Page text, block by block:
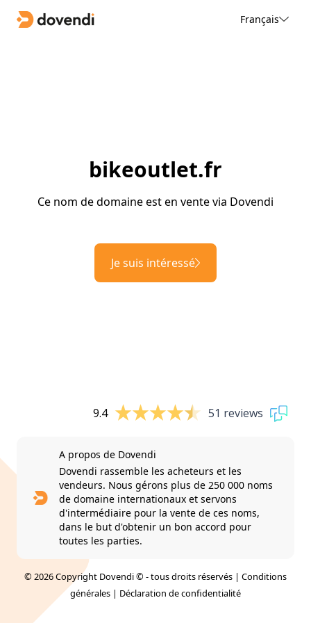
Français
bikeoutlet.fr
Ce nom de domaine est en vente via Dovendi
Je suis intéressé
9.4 51 reviews
A propos de Dovendi
Dovendi rassemble les acheteurs et les
vendeurs. Nous gérons plus de 250 000 noms
de domaine internationaux et servons
d'intermédiaire pour la vente de ces noms,
dans le but d'obtenir un bon accord pour
toutes les parties.
© 2026 Copyright Dovendi © - tous droits réservés | Conditions
générales | Déclaration de confidentialité